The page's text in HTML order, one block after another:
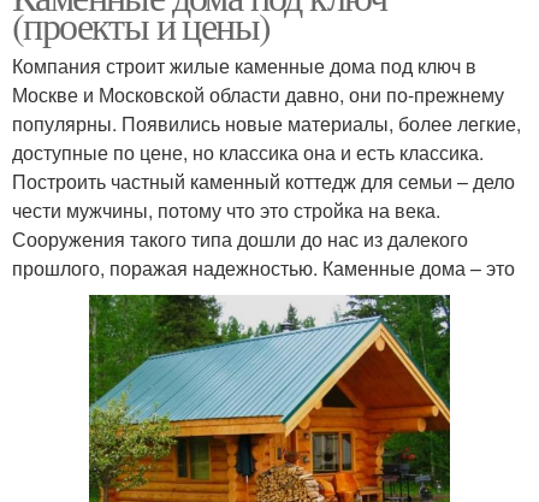
(проекты и цены)
Компания строит жилые каменные дома под ключ в
Москве и Московской области давно, они по-прежнему
популярны. Появились новые материалы, более легкие,
доступные по цене, но классика она и есть классика.
Построить частный каменный коттедж для семьи – дело
чести мужчины, потому что это стройка на века.
Сооружения такого типа дошли до нас из далекого
прошлого, поражая надежностью. Каменные дома – это